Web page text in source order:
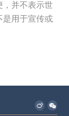
，并不表示世
是用于宣传或